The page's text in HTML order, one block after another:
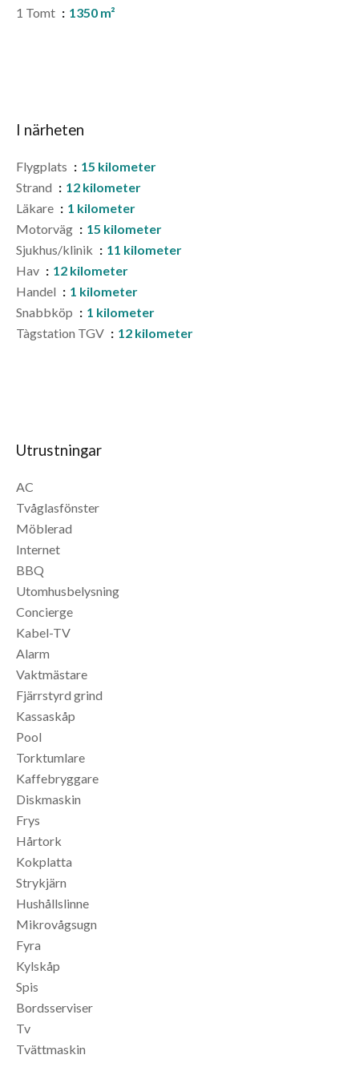
1 Tomt
1350 m²
I närheten
Flygplats
15 kilometer
Strand
12 kilometer
Läkare
1 kilometer
Motorväg
15 kilometer
Sjukhus/klinik
11 kilometer
Hav
12 kilometer
Handel
1 kilometer
Snabbköp
1 kilometer
Tàgstation TGV
12 kilometer
Utrustningar
AC
Tvåglasfönster
Möblerad
Internet
BBQ
Utomhusbelysning
Concierge
Kabel-TV
Alarm
Vaktmästare
Fjärrstyrd grind
Kassaskåp
Pool
Torktumlare
Kaffebryggare
Diskmaskin
Frys
Hårtork
Kokplatta
Strykjärn
Hushållslinne
Mikrovågsugn
Fyra
Kylskåp
Spis
Bordsserviser
Tv
Tvättmaskin